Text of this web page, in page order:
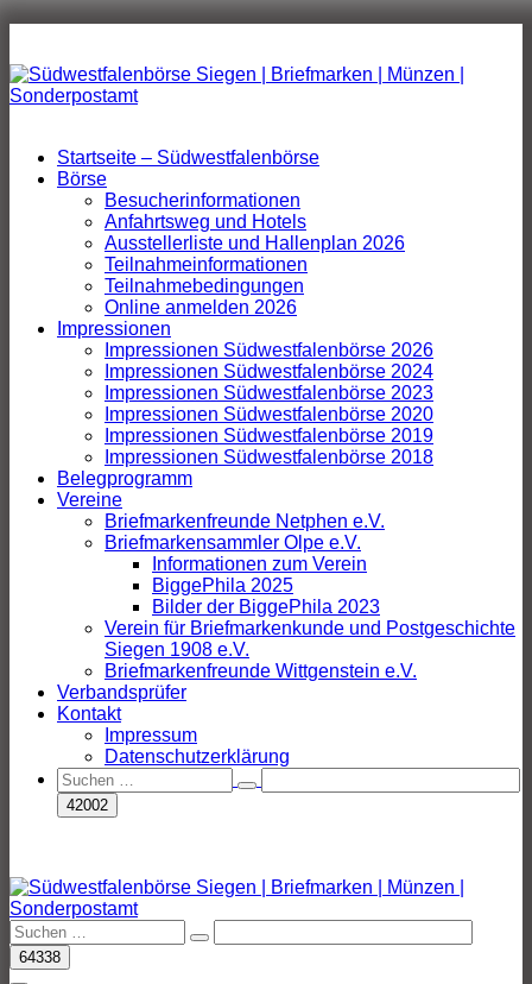
springen
Startseite – Südwestfalenbörse
Börse
Besucherinformationen
Anfahrtsweg und Hotels
Ausstellerliste und Hallenplan 2026
Teilnahmeinformationen
Teilnahmebedingungen
Online anmelden 2026
Impressionen
Impressionen Südwestfalenbörse 2026
Impressionen Südwestfalenbörse 2024
Impressionen Südwestfalenbörse 2023
Impressionen Südwestfalenbörse 2020
Impressionen Südwestfalenbörse 2019
Impressionen Südwestfalenbörse 2018
Belegprogramm
Vereine
Briefmarkenfreunde Netphen e.V.
Briefmarkensammler Olpe e.V.
Informationen zum Verein
BiggePhila 2025
Bilder der BiggePhila 2023
Verein für Briefmarkenkunde und Postgeschichte
Siegen 1908 e.V.
Briefmarkenfreunde Wittgenstein e.V.
Verbandsprüfer
Kontakt
Impressum
Datenschutzerklärung
Suche-
Schalter
Suche
nach:
Suche-
Schalter
Suche
nach: